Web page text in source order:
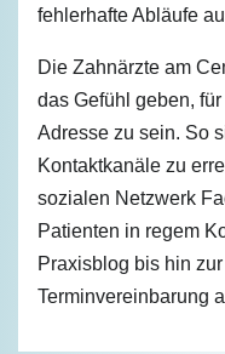
fehlerhafte Abläufe
Die Zahnärzte am
das Gefühl geben,
Adresse zu sein. So
Kontaktkanäle zu
sozialen Netzwerk
Patienten in regem
Praxisblog bis hin
Terminvereinbarung